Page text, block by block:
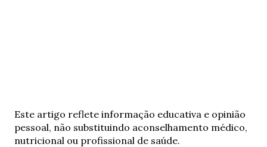
E
n
v
Este artigo reflete informação educativa e opinião
pessoal, não substituindo aconselhamento médico,
nutricional ou profissional de saúde.